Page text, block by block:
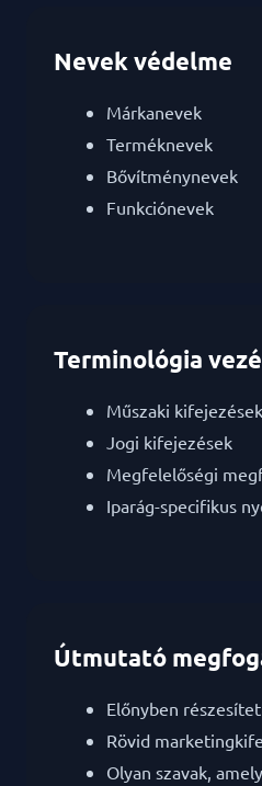
Nevek védelme
Márkanevek
Terméknevek
Bővítménynevek
Funkciónevek
Terminológia
Műszaki kifejezések
Jogi kifejezések
Megfelelőségi
Iparág-specifikus
Útmutató
Előnyben
Rövid
Olyan szavak,